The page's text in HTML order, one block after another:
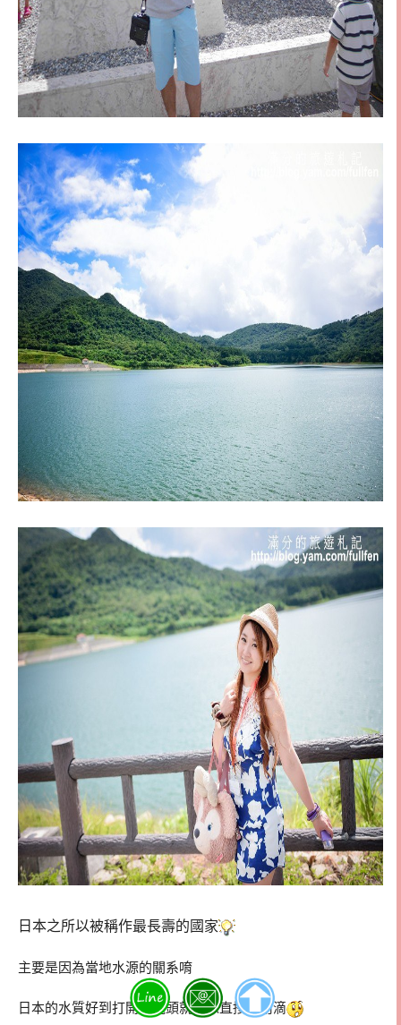
日本之所以被稱作最長壽的國家
主要是因為當地水源的關系唷
日本的水質好到打開水龍頭就可以直接飲用滴